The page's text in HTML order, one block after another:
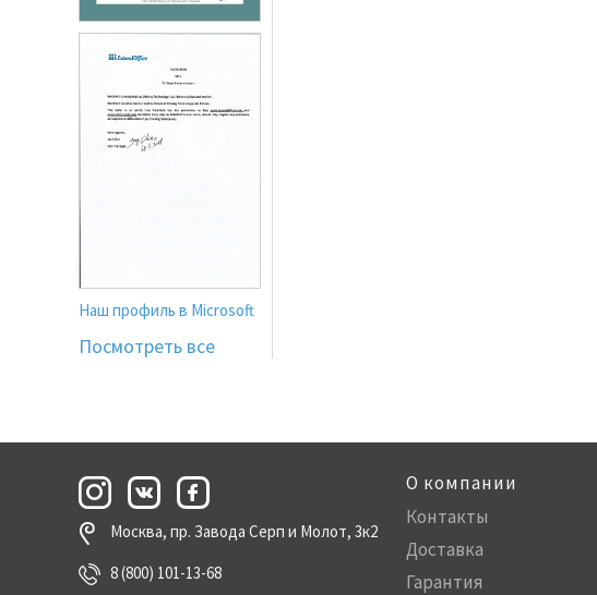
Наш профиль в Microsoft
Посмотреть все
Москва, пр. Завода Серп и Молот, 3к2
8 (800) 101-13-68
О компании
Контакты
Доставка
Гарантия